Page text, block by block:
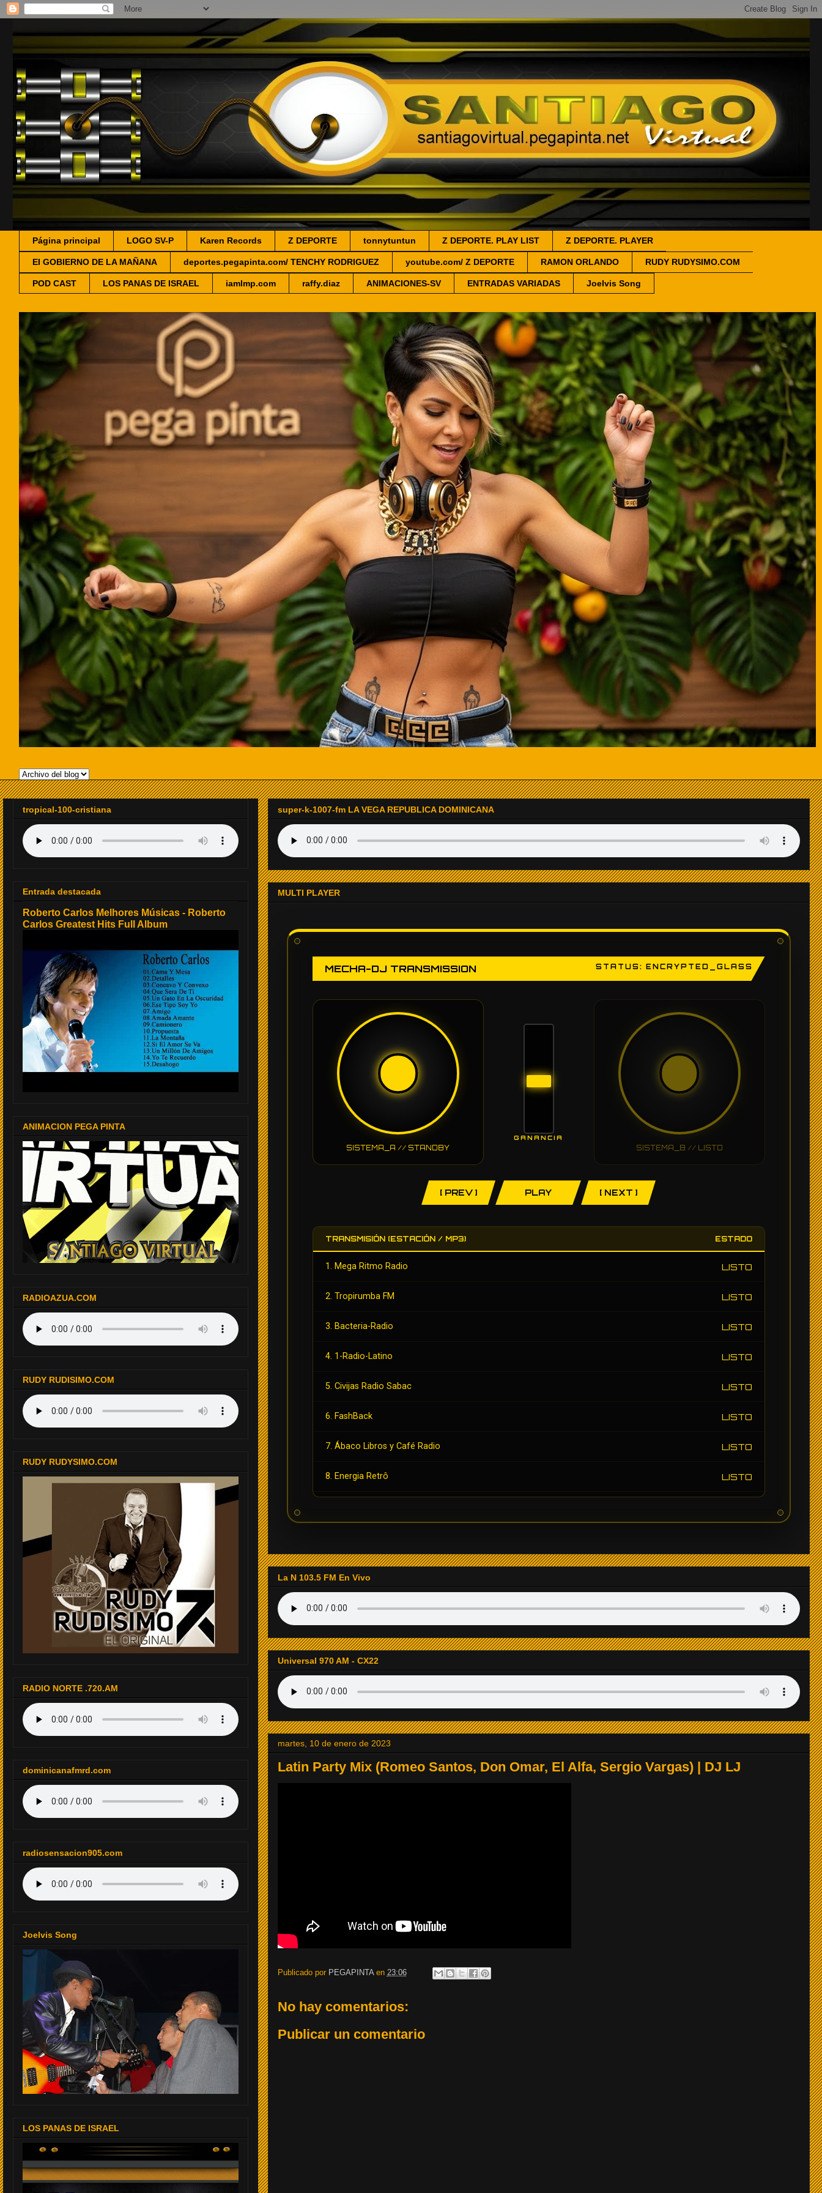
Página principal LOGO SV-P Karen Records Z DEPORTE tonnytuntun Z DEPORTE. PLAY LIST Z DEPORTE. PLAYER
EI GOBIERNO DE LA MAÑANA deportes.pegapinta.com/ TENCHY RODRIGUEZ youtube.com/ Z DEPORTE RAMON ORLANDO RUDY RUDYSIMO.COM
POD CAST LOS PANAS DE ISRAEL iamlmp.com raffy.diaz ANIMACIONES-SV ENTRADAS VARIADAS Joelvis Song
super-k-1007-fm LA VEGA REPUBLICA DOMINICANA
MULTI PLAYER
MECHA-DJ TRANSMISSION STATUS: ENCRYPTED_GLASS
SISTEMA_A // STANDBY
GANANCIA
SISTEMA_B // LISTO
[ PREV ] PLAY [ NEXT ]
TRANSMISIÓN (ESTACIÓN / MP3) ESTADO
1. Mega Ritmo Radio LISTO
2. Tropirumba FM LISTO
3. Bacteria-Radio LISTO
4. 1-Radio-Latino LISTO
5. Civijas Radio Sabac LISTO
6. FashBack LISTO
7. Ábaco Libros y Café Radio LISTO
8. Energia Retrô LISTO
11. Radio Sobrenatural Stereo LISTO
13. Radio La Isabela LISTO
14. RADIODOMINO
15. Radio Tapinozet
17. Baladas del Recuerdo
18. Viejitas Pero Bonitas Radio
La N 103.5 FM En Vivo
Universal 970 AM - CX22
martes, 10 de enero de 2023
Latin Party Mix (Romeo Santos, Don Omar, El Alfa, Sergio Vargas) | DJ LJ
Publicado por PEGAPINTA en 23:06
No hay comentarios:
Publicar un comentario
tropical-100-cristiana
Entrada destacada
Roberto Carlos Melhores Músicas - Roberto
Carlos Greatest Hits Full Album
ANIMACION PEGA PINTA
RADIOAZUA.COM
RUDY RUDISIMO.COM
RUDY RUDYSIMO.COM
RADIO NORTE .720.AM
dominicanafmrd.com
radiosensacion905.com
Joelvis Song
LOS PANAS DE ISRAEL